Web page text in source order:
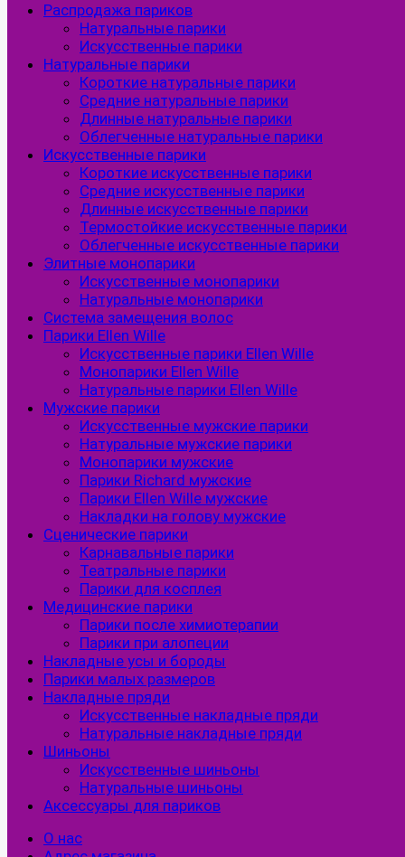
Распродажа париков
Натуральные парики
Искусственные парики
Натуральные парики
Короткие натуральные парики
Средние натуральные парики
Длинные натуральные парики
Облегченные натуральные парики
Искусственные парики
Короткие искусственные парики
Средние искусственные парики
Длинные искусственные парики
Термостойкие искусственные парики
Облегченные искусственные парики
Элитные монопарики
Искусственные монопарики
Натуральные монопарики
Система замещения волос
Парики Ellen Wille
Искусственные парики Ellen Wille
Монопарики Ellen Wille
Натуральные парики Ellen Wille
Мужские парики
Искусственные мужские парики
Натуральные мужские парики
Монопарики мужские
Парики Richard мужские
Парики Ellen Wille мужские
Накладки на голову мужские
Сценические парики
Карнавальные парики
Театральные парики
Парики для косплея
Медицинские парики
Парики после химиотерапии
Парики при алопеции
Накладные усы и бороды
Парики малых размеров
Накладные пряди
Искусственные накладные пряди
Натуральные накладные пряди
Шиньоны
Искусственные шиньоны
Натуральные шиньоны
Аксессуары для париков
О нас